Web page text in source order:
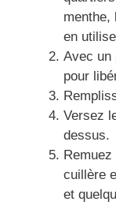
menthe,
en
Avec un
pour
Versez
dessus.
cuillère
et